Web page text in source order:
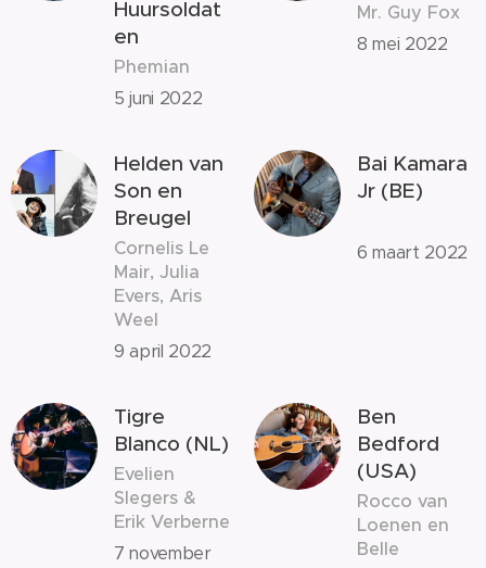
Huursoldat
en
Phemian
5 juni 2022
Mr. Guy Fox
8 mei 2022
Helden van
Son en
Breugel
Cornelis Le
Mair, Julia
Evers, Aris
Weel
9 april 2022
Bai Kamara
Jr (BE)
6 maart 2022
Tigre
Blanco (NL)
Evelien
Slegers &
Erik Verberne
7 november
Ben
Bedford
(USA)
Rocco van
Loenen en
Belle